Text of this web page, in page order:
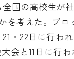
国の高校生が
を考えた。ブ
・22日に行わ
会と11日に行